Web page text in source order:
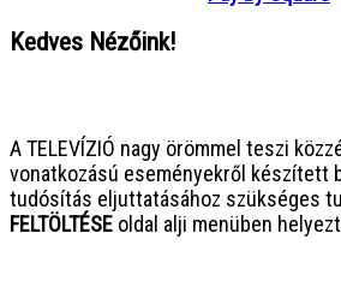
Kedves Nézőink!
A TELEVÍZIÓ nagy örömmel teszi
vonatkozású eseményekről készített
tudósítás eljuttatásához szükséges
FELTÖLTÉSE oldal alji menüben